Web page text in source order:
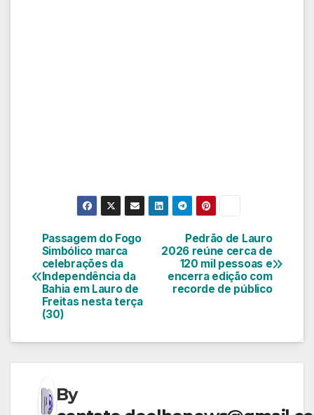
Navegação
de
Post
Pedrão de Lauro
2026 reúne cerca de
120 mil pessoas e
encerra edição com
recorde de público
Passagem do Fogo
Simbólico marca
celebrações da
Independência da
Bahia em Lauro de
Freitas nesta terça
(30)
By